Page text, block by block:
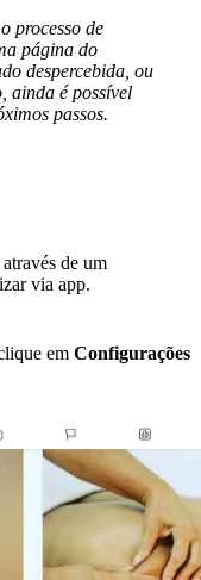
processo de
página do
despercebida, ou
ainda é possível
passos.
de um
via app.
em Configurações